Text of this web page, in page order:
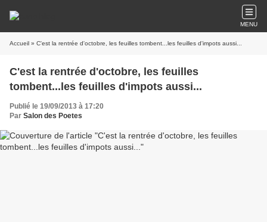
MENU
Accueil » C'est la rentrée d'octobre, les feuilles tombent...les feuilles d'impots aussi...
C'est la rentrée d'octobre, les feuilles
tombent...les feuilles d'impots aussi...
Publié le 19/09/2013 à 17:20
Par Salon des Poetes